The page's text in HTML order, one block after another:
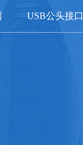
USB公头接口